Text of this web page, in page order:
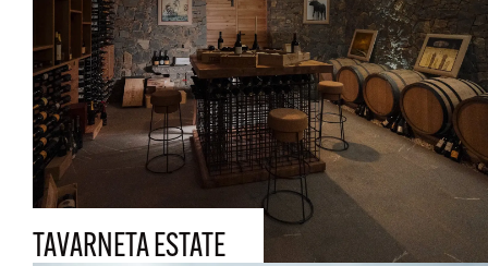
TAVARNETA ESTATE